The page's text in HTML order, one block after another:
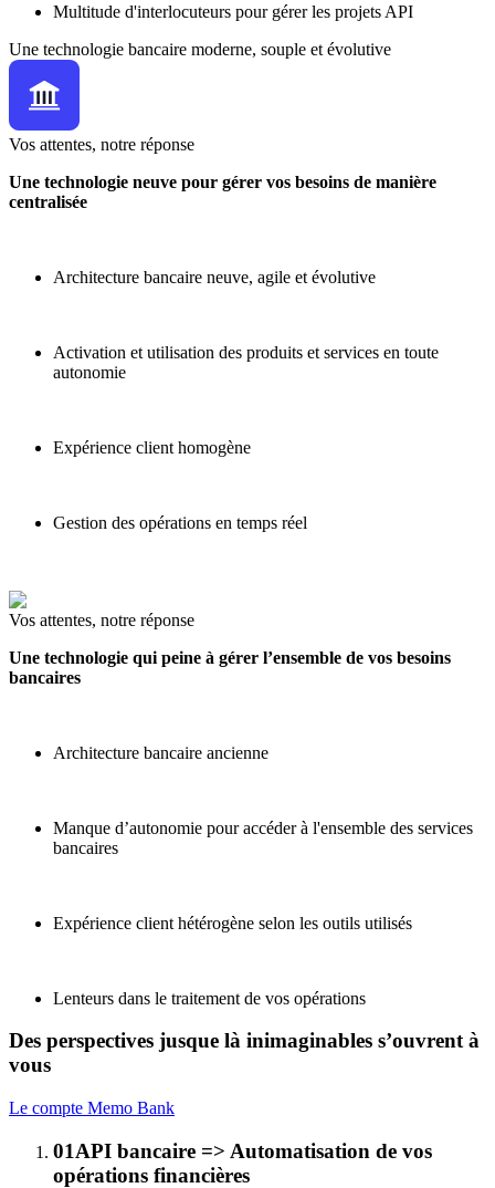
Multitude d'interlocuteurs pour gérer les projets API
Une technologie bancaire moderne, souple et évolutive
Vos attentes, notre réponse
Une technologie neuve pour gérer vos besoins de manière
centralisée
Architecture bancaire neuve, agile et évolutive
Activation et utilisation des produits et services en toute
autonomie
Expérience client homogène
Gestion des opérations en temps réel
Vos attentes, notre réponse
Une technologie qui peine à gérer l’ensemble de vos besoins
bancaires
Architecture bancaire ancienne
Manque d’autonomie pour accéder à l'ensemble des services
bancaires
Expérience client hétérogène selon les outils utilisés
Lenteurs dans le traitement de vos opérations
Des perspectives jusque là inimaginables s’ouvrent à
vous
Le compte Memo Bank
01API bancaire => Automatisation de vos
opérations financières